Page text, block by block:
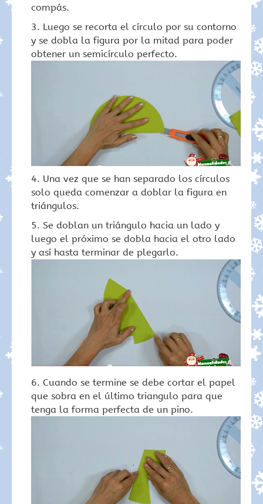
compás.
Luego se recorta el círculo por su contorno
y se dobla la figura por la mitad para poder
obtener un semicírculo perfecto.
Una vez que se han separado los círculos
solo queda comenzar a doblar la figura en
triángulos.
Se doblan un triángulo hacia un lado y
luego el próximo se dobla hacia el otro lado
y así hasta terminar de plegarlo.
Cuando se termine se debe cortar el papel
que sobra en el último triangulo para que
tenga la forma perfecta de un pino.